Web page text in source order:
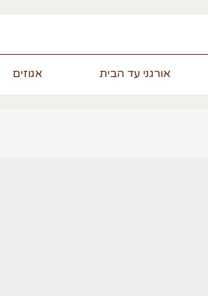
אורגני עד הבית אגוזים